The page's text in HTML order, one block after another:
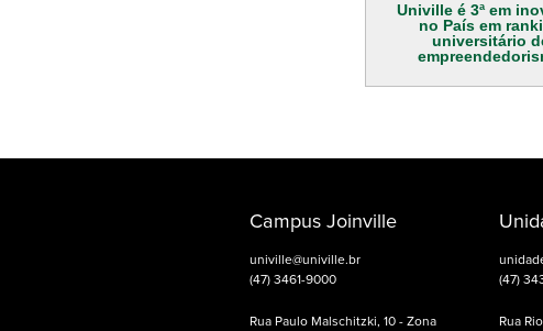
Univille é 3ª em
no País em
universitário
Campus Joinville
univille@univille.br
(47) 3461-9000
Rua Paulo Malschitzki, 10 - Zona
(47)
Rua